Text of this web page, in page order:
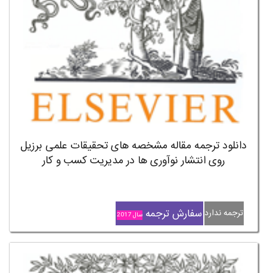
دانلود ترجمه مقاله مشخصه های تحقیقات علمی برزیل
روی انتشار نوآوری ها در مدیریت کسب و کار
ترجمه ندارد سفارش ترجمه سال 2017